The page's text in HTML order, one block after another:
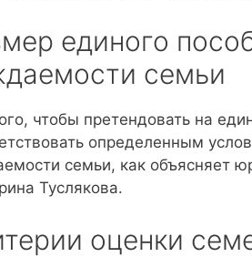
единого
семьи
чтобы претендовать на
определенным
семьи, как объясняет
Туслякова.
оценки